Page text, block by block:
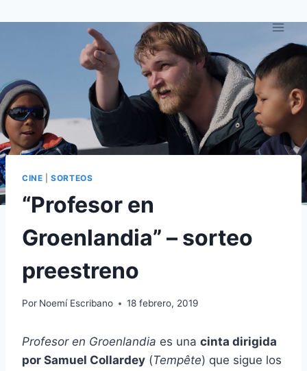
CINE |SORTEOS
“Profesor en
Groenlandia” – sorteo
preestreno
Por Noemí Escribano 18 febrero, 2019
Profesor en Groenlandia es una cinta dirigida
por Samuel Collardey (Tempête) que sigue los